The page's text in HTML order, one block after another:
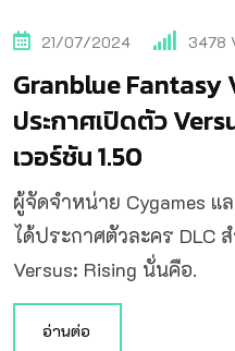
21/07/2024 3478
Granblue Fantasy
ประกาศเปิดตัว
เวอร์ชัน 1.50
ผู้จัดจำหน่าย Cygames แ
ได้ประกาศตัวละคร DLC
Versus: Rising นั่นคือ.
อ่านต่อ